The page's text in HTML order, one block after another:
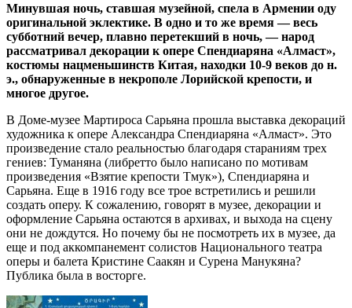
Минувшая ночь, ставшая музейной, спела в Армении оду
оригинальной эклектике. В одно и то же время — весь
субботний вечер, плавно перетекший в ночь, — народ
рассматривал декорации к опере Спендиаряна «Алмаст»,
костюмы нацменьшинств Китая, находки 10-9 веков до н.
э., обнаруженные в некрополе Лорийской крепости, и
многое другое.
В Доме-музее Мартироса Сарьяна прошла выставка декораций
художника к опере Александра Спендиаряна «Алмаст». Это
произведение стало реальностью благодаря стараниям трех
гениев: Туманяна (либретто было написано по мотивам
произведения «Взятие крепости Тмук»), Спендиаряна и
Сарьяна. Еще в 1916 году все трое встретились и решили
создать оперу. К сожалению, говорят в музее, декорации и
оформление Сарьяна остаются в архивах, и выхода на сцену
они не дождутся. Но почему бы не посмотреть их в музее, да
еще и под аккомпанемент солистов Национального театра
оперы и балета Кристине Саакян и Сурена Манукяна?
Публика была в восторге.